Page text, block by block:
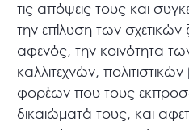
τις απόψεις τους και
την επίλυση των
αφενός, την κοινότητα
καλλιτεχνών,
φορέων που τους
δικαιώματά τους, και